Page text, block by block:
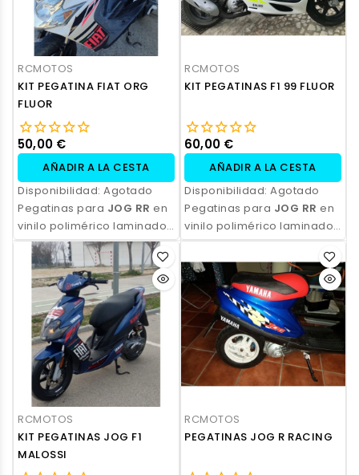
RCMOTOS
KIT PEGATINA FIAT ORG
FLUOR
50,00 €
AÑADIR A LA CESTA
Disponibilidad: Agotado
Pegatinas para JOG RR en
vinilo polimérico laminado,
impresas con tinta
ecosolvente. Alta
resistencia, acabado
profesional y opción de
personalización.
RCMOTOS
KIT PEGATINAS F1 99 FLUOR
60,00 €
AÑADIR A LA CESTA
Disponibilidad: Agotado
Pegatinas para JOG RR en
vinilo polimérico laminado,
impresas con tinta
ecosolvente. Alta
resistencia, acabado
profesional y opción de
personalización.
RCMOTOS
KIT PEGATINAS JOG F1
MALOSSI
RCMOTOS
PEGATINAS JOG R RACING